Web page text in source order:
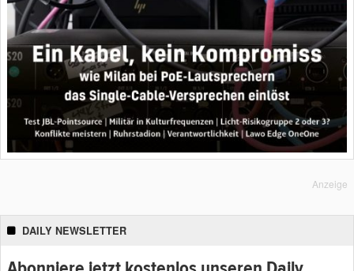
Anzeige
DAILY NEWSLETTER